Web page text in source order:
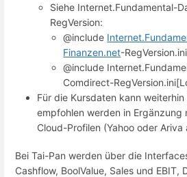
Siehe Internet.Fundamental-
RegVersion:
@include
Finanzen.net-RegVersion.ini
@include
Comdirect-
Für die Kursdaten kann weiterhin
empfohlen werden in Ergänzung
Cloud-Profilen (Yahoo oder Ariva
Bei Tai-Pan werden über die
Cashflow, BoolValue, Sales und EBIT,